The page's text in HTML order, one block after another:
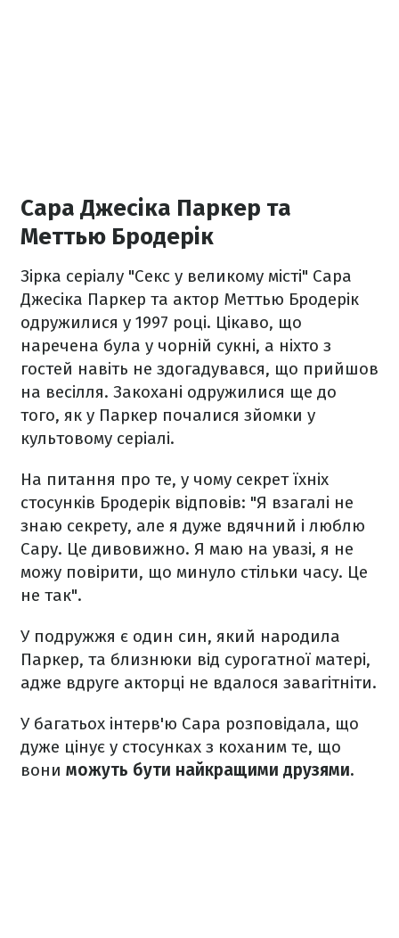
Сара Джесіка Паркер та
Меттью Бродерік
Зірка серіалу "Секс у великому місті" Сара
Джесіка Паркер та актор Меттью Бродерік
одружилися у 1997 році. Цікаво, що
наречена була у чорній сукні, а ніхто з
гостей навіть не здогадувався, що прийшов
на весілля. Закохані одружилися ще до
того, як у Паркер почалися зйомки у
культовому серіалі.
На питання про те, у чому секрет їхніх
стосунків Бродерік відповів: "Я взагалі не
знаю секрету, але я дуже вдячний і люблю
Сару. Це дивовижно. Я маю на увазі, я не
можу повірити, що минуло стільки часу. Це
не так".
У подружжя є один син, який народила
Паркер, та близнюки від сурогатної матері,
адже вдруге акторці не вдалося завагітніти.
У багатьох інтерв'ю Сара розповідала, що
дуже цінує у стосунках з коханим те, що
вони можуть бути найкращими друзями.